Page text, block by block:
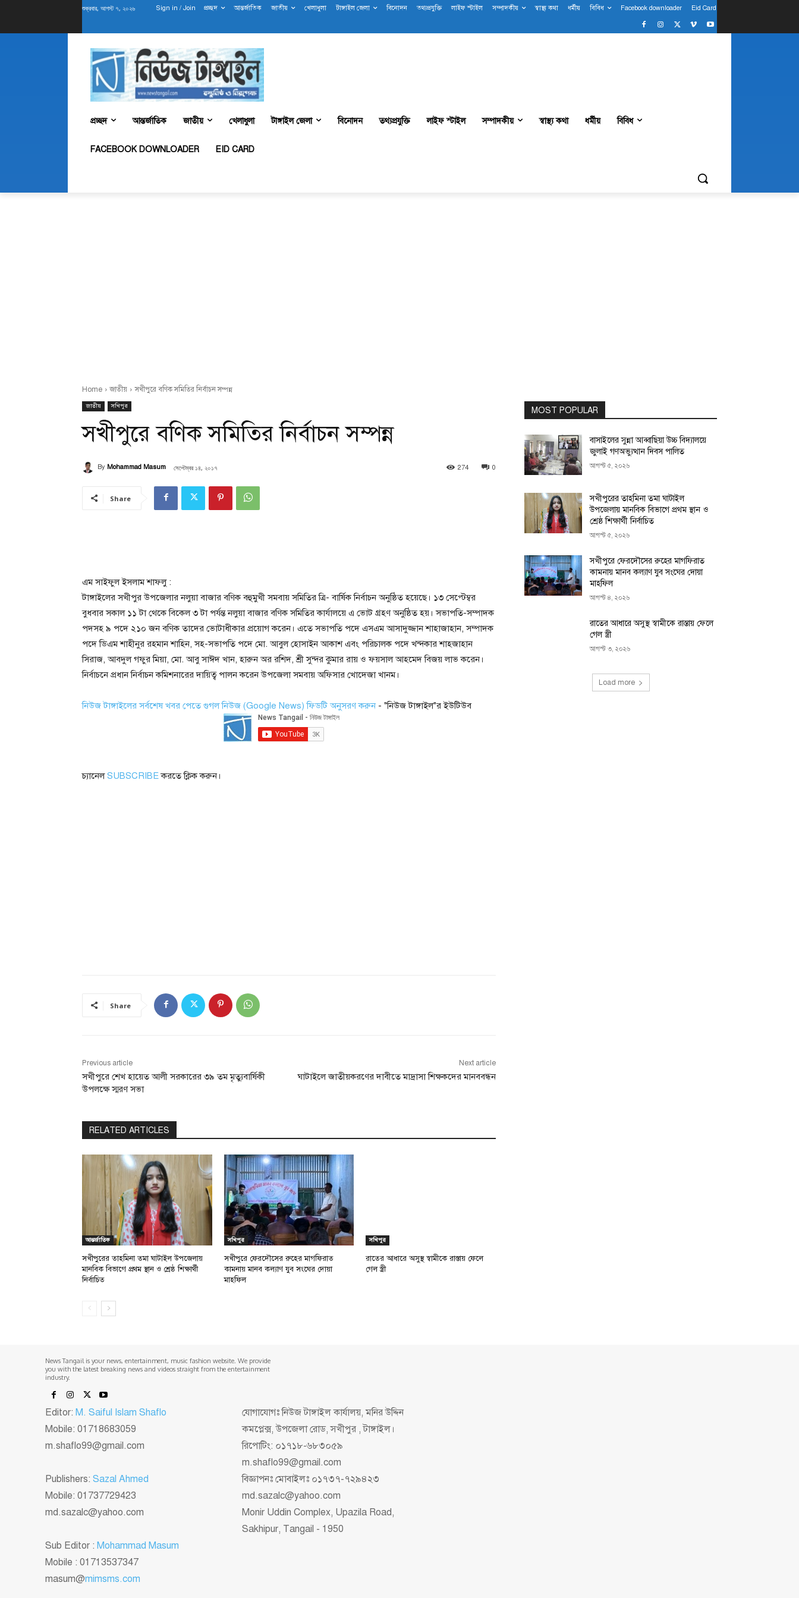
শুক্রবার, আগস্ট ৭, ২০২৬ Sign in / Join প্রচ্ছদ আন্তর্জাতিক জাতীয় খেলাধুলা টাঙ্গাইল জেলা বিনোদন তথ্যপ্রযুক্তি লাইফ স্টাইল সম্পাদকীয় স্বাস্থ্য কথা ধর্মীয় বিবিধ Facebook downloader Eid Card
প্রচ্ছদ আন্তর্জাতিক জাতীয় খেলাধুলা টাঙ্গাইল জেলা বিনোদন তথ্যপ্রযুক্তি লাইফ স্টাইল সম্পাদকীয় স্বাস্থ্য কথা ধর্মীয় বিবিধ
FACEBOOK DOWNLOADER EID CARD
Home জাতীয় সখীপুরে বণিক সমিতির নির্বাচন সম্পন্ন
জাতীয় সখিপুর
সখীপুরে বণিক সমিতির নির্বাচন সম্পন্ন
By Mohammad Masum সেপ্টেম্বর ১৪, ২০১৭ 0
274
Share
এম সাইফুল ইসলাম শাফলু :
টাঙ্গাইলের সখীপুর উপজেলার নলুয়া বাজার বণিক বহুমুখী সমবায় সমিতির ত্রি- বার্ষিক নির্বাচন অনুষ্ঠিত হয়েছে। ১৩ সেপ্টেম্বর
বুধবার সকাল ১১ টা থেকে বিকেল ৩ টা পর্যন্ত নলুয়া বাজার বণিক সমিতির কার্যালয়ে এ ভোট গ্রহণ অনুষ্ঠিত হয়। সভাপতি-সম্পাদক
পদসহ ৯ পদে ২১০ জন বণিক তাদের ভোটাধীকার প্রয়োগ করেন। এতে সভাপতি পদে এসএম আসাদুজ্জান শাহাজাহান, সম্পাদক
পদে ডিএম শাহীনুর রহমান শাহিন, সহ-সভাপতি পদে মো. আবুল হোসাইন আকাশ এবং পরিচালক পদে খন্দকার শাহজাহান
সিরাজ, আবদুল গফুর মিয়া, মো. আবু সাঈদ খান, হারুন অর রশিদ, শ্রী সুন্দর কুমার রায় ও ফয়সাল আহমেদ বিজয় লাভ করেন।
নির্বাচনে প্রধান নির্বাচন কমিশনারের দায়িত্ব পালন করেন উপজেলা সমবায় অফিসার খোদেজা খানম।
নিউজ টাঙ্গাইলের সর্বশেষ খবর পেতে গুগল নিউজ (Google News) ফিডটি অনুসরণ করুন - "নিউজ টাঙ্গাইল"র ইউটিউব
চ্যানেলSUBSCRIBEকরতে ক্লিক করুন।
Share
Previous article
সখীপুরে শেখ হায়েত আলী সরকারের ৩৯ তম মৃত্যুবার্ষিকী
উপলক্ষে স্মরণ সভা
Next article
ঘাটাইলে জাতীয়করণের দাবীতে মাদ্রাসা শিক্ষকদের মানববন্ধন
RELATED ARTICLES
আন্তর্জাতিক
সখীপুরের তাহমিনা তমা ঘাটাইল উপজেলায়
মানবিক বিভাগে প্রথম স্থান ও শ্রেষ্ঠ শিক্ষার্থী
নির্বাচিত
সখিপুর
সখীপুরে ফেরদৌসের রুহের মাগফিরাত
কামনায় মানব কল্যাণ যুব সংঘের দোয়া
মাহফিল
সখিপুর
রাতের আধারে অসুস্থ স্বামীকে রাস্তায় ফেলে
গেল স্ত্রী
MOST POPULAR
বাসাইলের সুন্না আব্বাছিয়া উচ্চ বিদ্যালয়ে
জুলাই গণঅভ্যুত্থান দিবস পালিত
আগস্ট ৫, ২০২৬
সখীপুরের তাহমিনা তমা ঘাটাইল
উপজেলায় মানবিক বিভাগে প্রথম স্থান ও
শ্রেষ্ঠ শিক্ষার্থী নির্বাচিত
আগস্ট ৫, ২০২৬
সখীপুরে ফেরদৌসের রুহের মাগফিরাত
কামনায় মানব কল্যাণ যুব সংঘের দোয়া
মাহফিল
আগস্ট ৪, ২০২৬
রাতের আধারে অসুস্থ স্বামীকে রাস্তায় ফেলে
গেল স্ত্রী
আগস্ট ৩, ২০২৬
Load more
News Tangail is your news, entertainment, music fashion website. We provide
you with the latest breaking news and videos straight from the entertainment
industry.
Editor: M. Saiful Islam Shaflo
Mobile: 01718683059
m.shaflo99@gmail.com
Publishers: Sazal Ahmed
Mobile: 01737729423
md.sazalc@yahoo.com
Sub Editor : Mohammad Masum
Mobile : 01713537347
masum@mimsms.com
যোগাযোগঃ নিউজ টাঙ্গাইল কার্যালয়, মনির উদ্দিন
কমপ্লেক্স, উপজেলা রোড, সখীপুর , টাঙ্গাইল।
রিপোটিং: ০১৭১৮-৬৮৩০৫৯
m.shaflo99@gmail.com
বিজ্ঞাপনঃ মোবাইলঃ ০১৭৩৭-৭২৯৪২৩
md.sazalc@yahoo.com
Monir Uddin Complex, Upazila Road,
Sakhipur, Tangail - 1950